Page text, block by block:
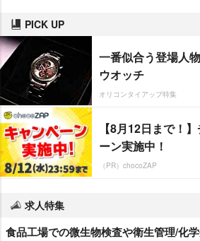
PICK UP
一番似合う登場人
ウオッチ
オリコンタイアップ特集
【8月12日まで！
ーン実施中！
（PR）chocoZAP
求人特集
食品工場での微生物検査や衛生管理/化